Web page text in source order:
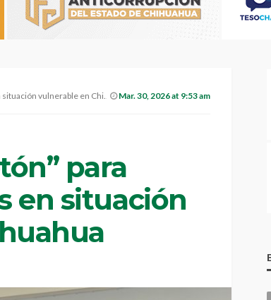
vulnerable en Chihuahua Mar. 30, 2026 at 9:53 am
para
en situación